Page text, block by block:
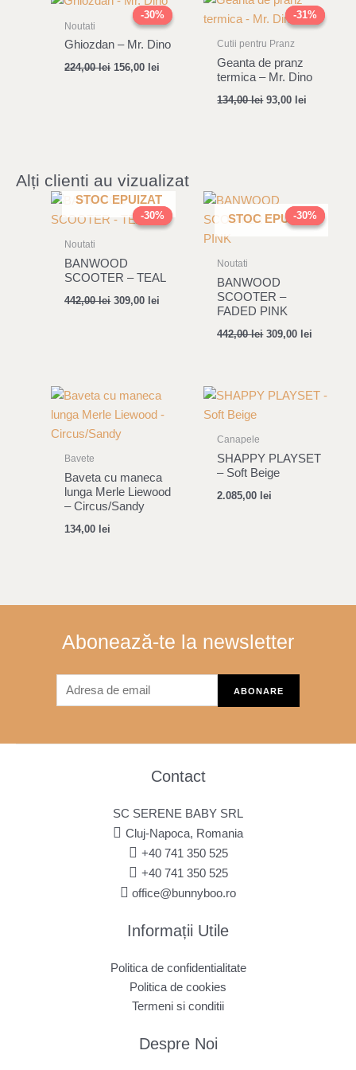
-30%
-30%
Noutati
Ghiozdan – Mr. Dino
224,00lei
price
was:
156,00 lei
price
is:
-31%
-31%
Cutii pentru Pranz
Geanta de pranz
termica – Mr. Dino
134,00lei
price
was:
93,00 lei
price
is:
Alți clienti au vizualizat
-30%
STOC EPUIZAT
-30%
Noutati
BANWOOD
SCOOTER – TEAL
442,00lei
Original
price
was:
309,00 lei
Current
price
is:
309,00 lei.
-30%
STOC EPUIZAT
-30%
Noutati
BANWOOD
SCOOTER –
FADED PINK
442,00lei
Original
price
was:
309,00 lei
price
is:
Bavete
Baveta cu maneca
lunga Merle Liewood
– Circus/Sandy
134,00 lei
Canapele
SHAPPY PLAYSET
– Soft Beige
2.085,00 lei
Abonează-te la newsletter
Contact
SC SERENE BABY SRL
Cluj-Napoca, Romania
+40 741 350 525
+40 741 350 525
office@bunnyboo.ro
Informații Utile
Politica de confidentialitate
Politica de cookies
Termeni si conditii
Despre Noi